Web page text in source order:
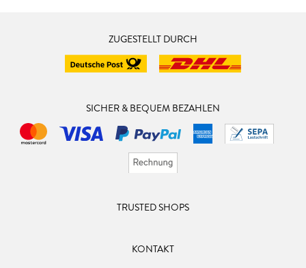
ZUGESTELLT DURCH
SICHER & BEQUEM BEZAHLEN
TRUSTED SHOPS
KONTAKT